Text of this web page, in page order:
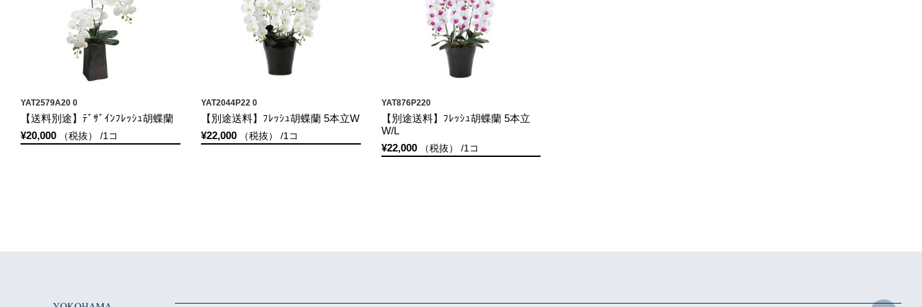
YAT2579A20 0
【送料別途】ﾃﾞｻﾞｲﾝﾌﾚｯｼｭ胡蝶蘭
¥20,000 （税抜） /1コ
YAT2044P22 0
【別途送料】ﾌﾚｯｼｭ胡蝶蘭 5本立W
¥22,000（税抜） /1コ
YAT876P220
【別途送料】ﾌﾚｯｼｭ胡蝶蘭 5本立
W/L
¥22,000（税抜） /1コ